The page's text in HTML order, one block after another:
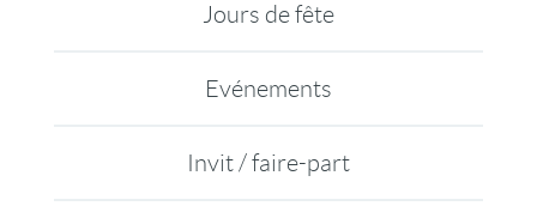
Jours de fête
Evénements
Invit / faire-part